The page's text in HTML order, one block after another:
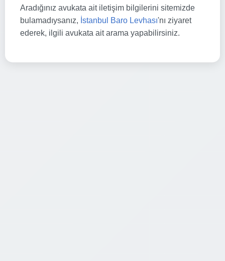
Aradığınız avukata ait iletişim bilgilerini sitemizde
bulamadıysanız, İstanbul Baro Levhası'nı ziyaret
ederek, ilgili avukata ait arama yapabilirsiniz.